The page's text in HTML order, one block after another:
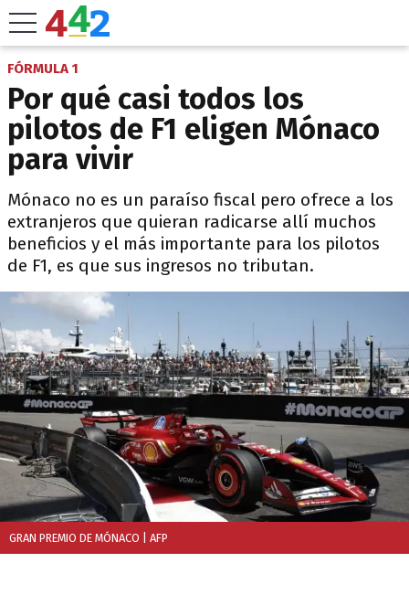
FÓRMULA 1
Por qué casi todos los
pilotos de F1 eligen Mónaco
para vivir
Mónaco no es un paraíso fiscal pero ofrece a los
extranjeros que quieran radicarse allí muchos
beneficios y el más importante para los pilotos
de F1, es que sus ingresos no tributan.
GRAN PREMIO DE MÓNACO | AFP